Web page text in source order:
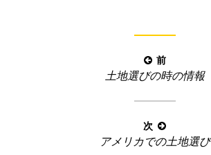
前
前
:
土地選びの時の情報
次
次
アメリカでの土地選び